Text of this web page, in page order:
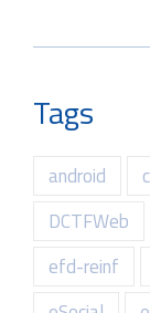
Tags
android
DCTFWeb
efd-reinf